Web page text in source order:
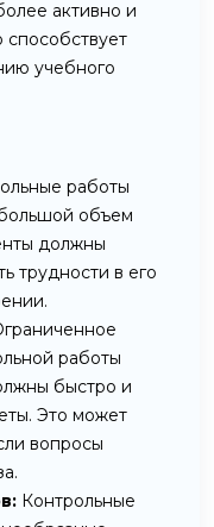
активно и
способствует
учебного
работы
объем
должны
трудности в его
работы
быстро и
Это может
вопросы
Контрольные